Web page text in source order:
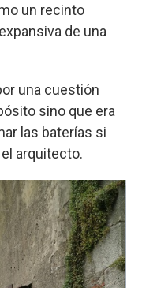
un recinto
de una
una cuestión
sino que era
las baterías si
el arquitecto.